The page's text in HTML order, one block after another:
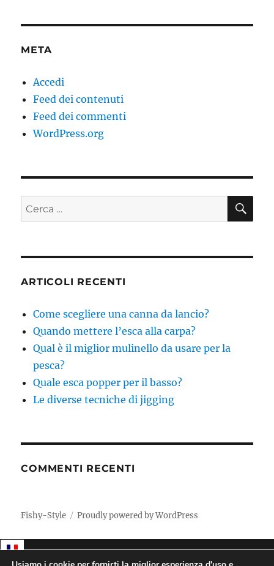
META
Accedi
Feed dei contenuti
Feed dei commenti
WordPress.org
Cerca:
ARTICOLI RECENTI
Come scegliere una canna da lancio?
Quando mettere l’esca alla carpa?
Qual è il miglior mulinello da usare per la
pesca?
Quale esca popper per il basso?
Le diverse tecniche di jigging
COMMENTI RECENTI
Fishy-Style Proudly powered by WordPress